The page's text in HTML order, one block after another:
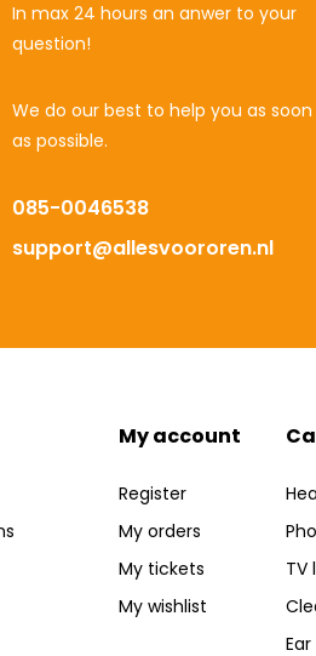
In max 24 hours an anwer to your
question!
We do our best to help you as soon
as possible.
085-0046538
support@allesvoororen.nl
My account
Register
My orders
My tickets
My wishlist
TV